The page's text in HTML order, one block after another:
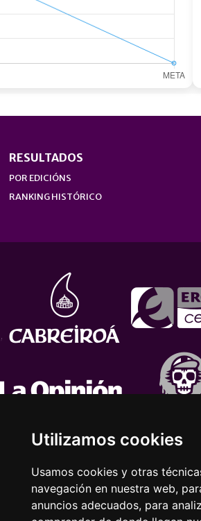
Utilizamos cookies
Usamos cookies y otras
navegación en nuestra web,
anuncios adecuados, para
RESULTADOS
POR EDICIÓNS
RANKING HISTÓRICO